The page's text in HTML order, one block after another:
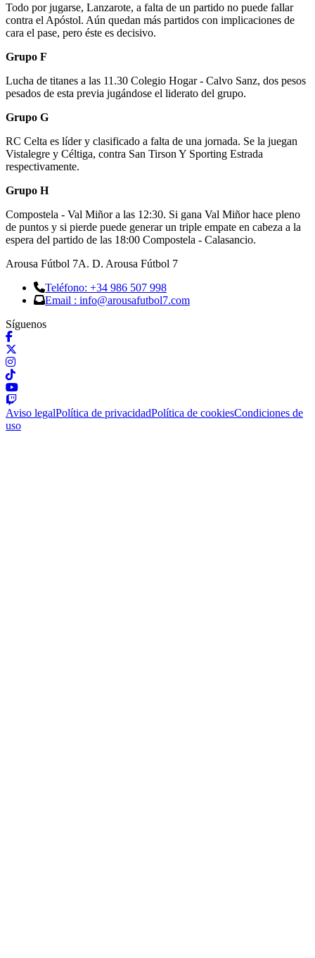
Todo por jugarse, Lanzarote, a falta de un partido no puede fallar
contra el Apóstol. Aún quedan más partidos con implicaciones de
cara el pase, pero éste es decisivo.
Grupo F
Lucha de titanes a las 11.30 Colegio Hogar - Calvo Sanz, dos pesos
pesados de esta previa jugándose el liderato del grupo.
Grupo G
RC Celta es líder y clasificado a falta de una jornada. Se la juegan
Vistalegre y Céltiga, contra San Tirson Y Sporting Estrada
respectivamente.
Grupo H
Compostela - Val Miñor a las 12:30. Si gana Val Miñor hace pleno
de puntos y si pierde puede generar un triple empate en cabeza a la
espera del partido de las 18:00 Compostela - Calasancio.
Arousa Fútbol 7A. D. Arousa Fútbol 7
Teléfono: +34 986 507 998
Email : info@arousafutbol7.com
Síguenos
Aviso legalPolítica de privacidadPolítica de cookiesCondiciones de
uso